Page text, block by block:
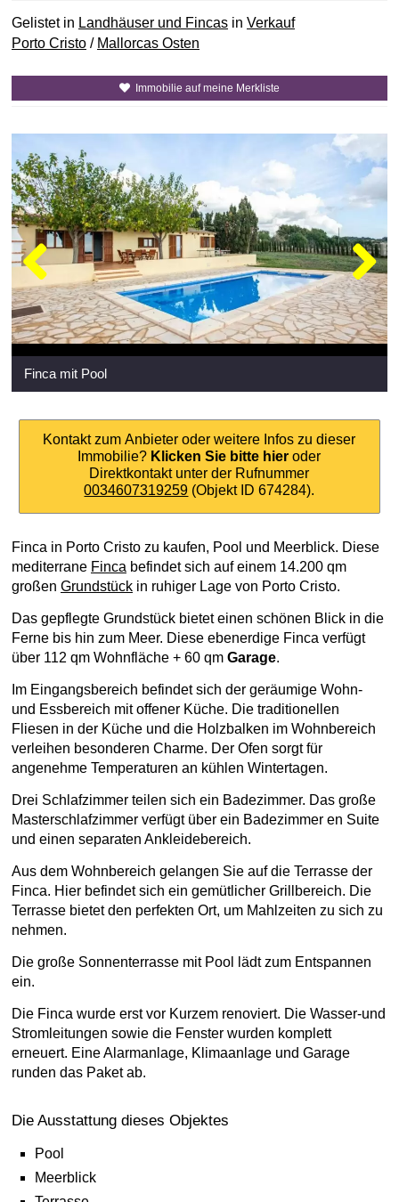
Gelistet in Landhäuser und Fincas in Verkauf
Porto Cristo / Mallorcas Osten
Immobilie auf meine Merkliste
Finca mit Pool
Kontakt zum Anbieter oder weitere Infos zu dieser
Immobilie? Klicken Sie bitte hier oder
Direktkontakt unter der Rufnummer
0034607319259 (Objekt ID 674284).
Finca in Porto Cristo zu kaufen, Pool und Meerblick. Diese
mediterrane Finca befindet sich auf einem 14.200 qm
großen Grundstück in ruhiger Lage von Porto Cristo.
Das gepflegte Grundstück bietet einen schönen Blick in die
Ferne bis hin zum Meer. Diese ebenerdige Finca verfügt
über 112 qm Wohnfläche + 60 qm Garage.
Im Eingangsbereich befindet sich der geräumige Wohn-
und Essbereich mit offener Küche. Die traditionellen
Fliesen in der Küche und die Holzbalken im Wohnbereich
verleihen besonderen Charme. Der Ofen sorgt für
angenehme Temperaturen an kühlen Wintertagen.
Drei Schlafzimmer teilen sich ein Badezimmer. Das große
Masterschlafzimmer verfügt über ein Badezimmer en Suite
und einen separaten Ankleidebereich.
Aus dem Wohnbereich gelangen Sie auf die Terrasse der
Finca. Hier befindet sich ein gemütlicher Grillbereich. Die
Terrasse bietet den perfekten Ort, um Mahlzeiten zu sich zu
nehmen.
Die große Sonnenterrasse mit Pool lädt zum Entspannen
ein.
Die Finca wurde erst vor Kurzem renoviert. Die Wasser-und
Stromleitungen sowie die Fenster wurden komplett
erneuert. Eine Alarmanlage, Klimaanlage und Garage
runden das Paket ab.
Die Ausstattung dieses Objektes
Pool
Meerblick